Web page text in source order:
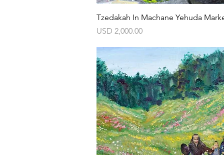
Vista rápida
Tzedakah In Machane Yehuda
Precio
USD 2,000.00